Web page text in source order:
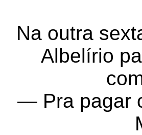
Na outra
Albelírio
— Pra pagar